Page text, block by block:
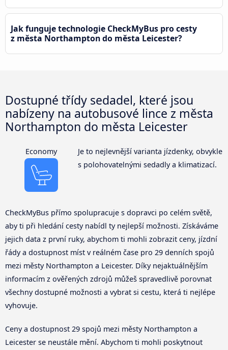
Jak funguje technologie CheckMyBus pro cesty
z města Northampton do města Leicester?
Dostupné třídy sedadel, které jsou
nabízeny na autobusové lince z města
Northampton do města Leicester
Economy
Je to nejlevnější varianta jízdenky, obvykle
s polohovatelnými sedadly a klimatizací.
CheckMyBus přímo spolupracuje s dopravci po celém světě,
aby ti při hledání cesty nabídl ty nejlepší možnosti. Získáváme
jejich data z první ruky, abychom ti mohli zobrazit ceny, jízdní
řády a dostupnost míst v reálném čase pro 29 denních spojů
mezi městy Northampton a Leicester. Díky nejaktuálnějším
informacím z ověřených zdrojů můžeš spravedlivě porovnat
všechny dostupné možnosti a vybrat si cestu, která ti nejlépe
vyhovuje.
Ceny a dostupnost 29 spojů mezi městy Northampton a
Leicester se neustále mění. Abychom ti mohli poskytnout